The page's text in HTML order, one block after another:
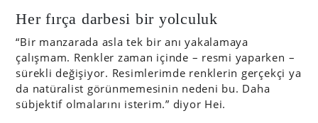
Her fırça darbesi bir yolculuk
“Bir manzarada asla tek bir anı yakalamaya
çalışmam. Renkler zaman içinde – resmi yaparken –
sürekli değişiyor. Resimlerimde renklerin gerçekçi ya
da natüralist görünmemesinin nedeni bu. Daha
sübjektif olmalarını isterim.” diyor Hei.